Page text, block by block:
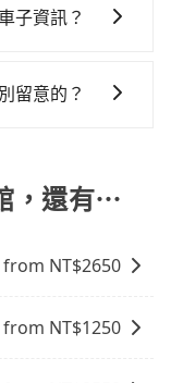
已經預約了時
租隨還看似方
險，遇到狀況
安排時間，價格
時才知。價格
子資訊？
。所以我們會
覆確認是否能
留意的？
，以確保您在
，還有⋯
from NT$2650
from NT$1250